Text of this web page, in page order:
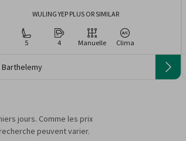
WULING YEP PLUS OR SIMILAR
5 4 Manuelle Clima
Barthelemy
jours. Comme les prix
peuvent varier.